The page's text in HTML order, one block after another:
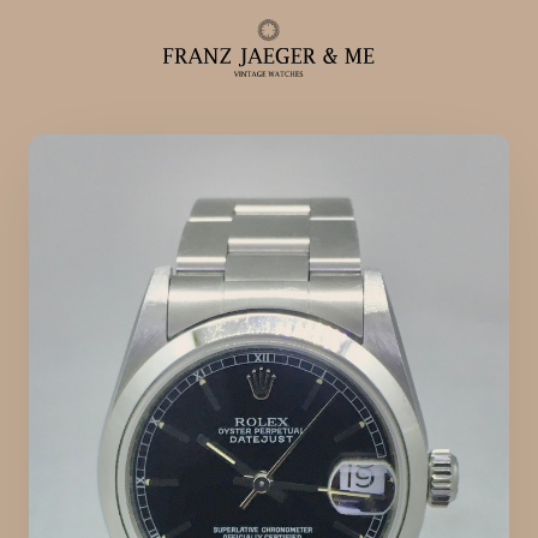
Alle ure
Herreure
Dameure
Service
Service & reparationer